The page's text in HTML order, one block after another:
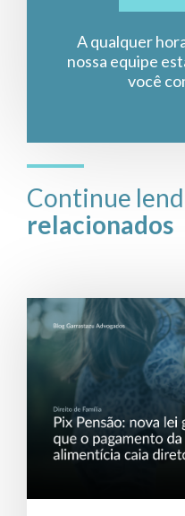
A qualquer
nossa equipe
você
Continue
relacionados